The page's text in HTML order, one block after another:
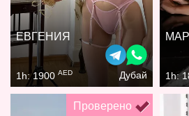
ЕВГЕНИЯ
1h: 1900 AED Дубай 1h:
Проверено